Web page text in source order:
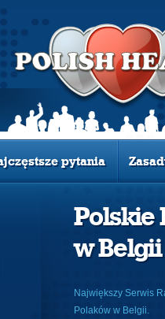
pytania
Polskie
w Belgii
Największy Serwis
Polaków w Belgii.